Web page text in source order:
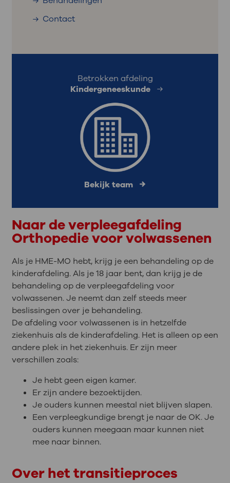
Contact
Betrokken afdeling
Kindergeneeskunde
Bekijk team
Naar de verpleegafdeling
Orthopedie voor volwassenen
Als je HME-MO hebt, krijg je een behandeling op de
kinderafdeling. Als je 18 jaar bent, dan krijg je de
behandeling op de verpleegafdeling voor
volwassenen. Je neemt dan zelf steeds meer
beslissingen over je behandeling.
De afdeling voor volwassenen is in hetzelfde
ziekenhuis als de kinderafdeling. Het is alleen op een
andere plek in het ziekenhuis. Er zijn meer
verschillen zoals:
Je hebt geen eigen kamer.
Er zijn andere bezoektijden.
Je ouders kunnen meestal niet blijven slapen.
Een verpleegkundige brengt je naar de OK. Je
ouders kunnen meegaan maar kunnen niet
mee naar binnen.
Over het transitieproces